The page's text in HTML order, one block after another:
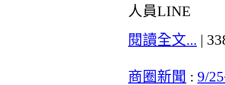
人員LINE
閱讀全文... |
商圈新聞 : 9/